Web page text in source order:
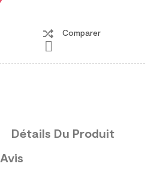

Comparer
Détails Du Produit
Avis